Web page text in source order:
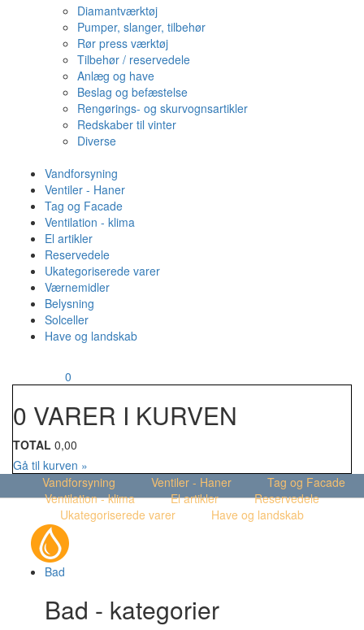
Diamantværktøj
Pumper, slanger, tilbehør
Rør press værktøj
Tilbehør / reservedele
Anlæg og have
Beslag og befæstelse
Rengørings- og skurvognsartikler
Redskaber til vinter
Diverse
Vandforsyning
Ventiler - Haner
Tag og Facade
Ventilation - klima
El artikler
Reservedele
Ukategoriserede varer
Værnemidler
Belysning
Solceller
Have og landskab
0
0 VARER I KURVEN
TOTAL 0,00
Gå til kurven »
Vandforsyning
Ventiler - Haner
Tag og Facade
Ventilation - klima
El artikler
Reservedele
Ukategoriserede varer
Have og landskab
Bad
Bad - kategorier